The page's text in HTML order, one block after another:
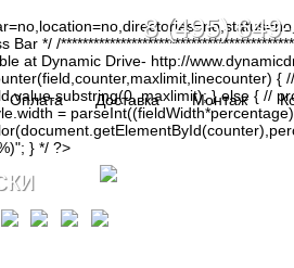
*/ /
at Dynamic Drive- http://
maxlimit); } else { //
=
} */ ?>
8 (495)
Оплата Доставка Монтаж